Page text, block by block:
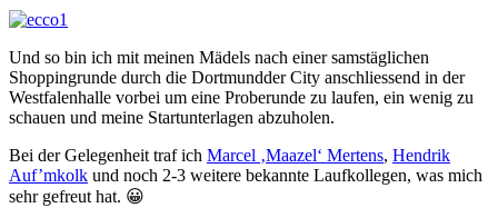
Und so bin ich mit meinen Mädels nach einer samstäglichen
Shoppingrunde durch die Dortmundder City anschliessend in der
Westfalenhalle vorbei um eine Proberunde zu laufen, ein wenig zu
schauen und meine Startunterlagen abzuholen.
Bei der Gelegenheit traf ich Marcel ‚Maazel‘ Mertens, Hendrik
Auf’mkolk und noch 2-3 weitere bekannte Laufkollegen, was mich
sehr gefreut hat. 😀